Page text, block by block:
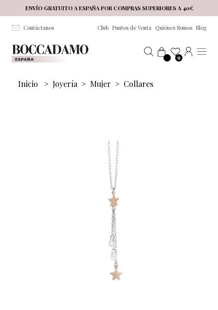
Salta al contenuto principale
ENVÍO GRATUITO A ESPAÑA POR COMPRAS SUPERIORES A 40€
Contáctanos Club Puntos de Venta Quiénes Somos Blog
0
Inicio > Joyería > Mujer > Collares